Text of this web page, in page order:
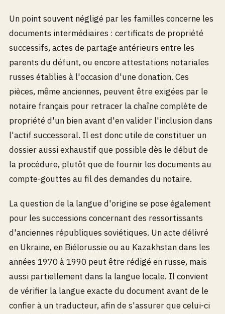
Un point souvent négligé par les familles concerne les
documents intermédiaires : certificats de propriété
successifs, actes de partage antérieurs entre les
parents du défunt, ou encore attestations notariales
russes établies à l'occasion d'une donation. Ces
pièces, même anciennes, peuvent être exigées par le
notaire français pour retracer la chaîne complète de
propriété d'un bien avant d'en valider l'inclusion dans
l'actif successoral. Il est donc utile de constituer un
dossier aussi exhaustif que possible dès le début de
la procédure, plutôt que de fournir les documents au
compte-gouttes au fil des demandes du notaire.
La question de la langue d'origine se pose également
pour les successions concernant des ressortissants
d'anciennes républiques soviétiques. Un acte délivré
en Ukraine, en Biélorussie ou au Kazakhstan dans les
années 1970 à 1990 peut être rédigé en russe, mais
aussi partiellement dans la langue locale. Il convient
de vérifier la langue exacte du document avant de le
confier à un traducteur, afin de s'assurer que celui-ci